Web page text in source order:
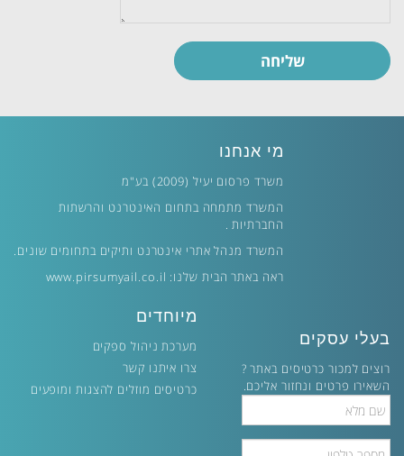
מי אנחנו
משרד פרסום יעיל (2009) בע"מ
המשרד מתמחה בתחום האינטרנט והרשתות
החברתיות .
המשרד מנהל אתרי אינטרנט ותיקים בתחומים שונים.
ראה באתר הבית שלנו: www.pirsumyail.co.il
בעלי עסקים
רוצים למכור כרטיסים באתר ?
השאירו פרטים ונחזור אליכם.
Name
מיוחדים
מערכת ניהול ספקים
צרו איתנו קשר
כרטיסים מוזלים להצגות ומופעים